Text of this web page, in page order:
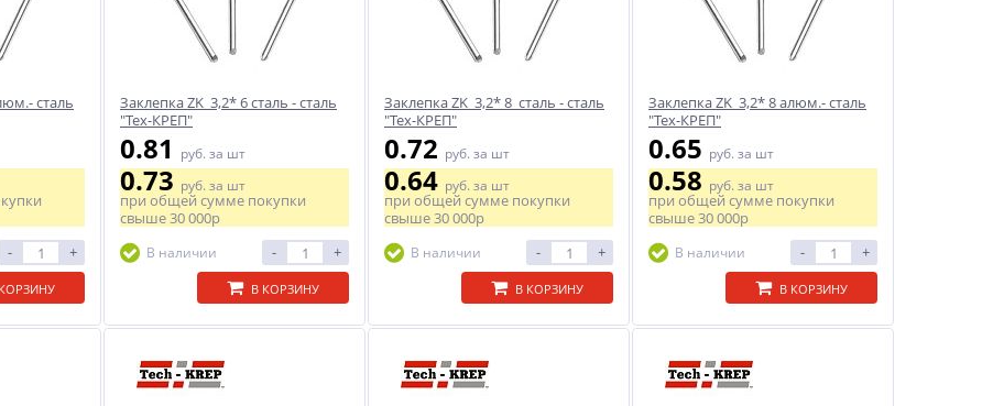
сталь
- +
Заклепка ZK 3,2* 6 сталь - сталь
"Тех-КРЕП"
0.81 руб. за шт
0.73руб. за шт
при общей сумме покупки
свыше30 000р
В наличии - +
В КОРЗИНУ
Заклепка ZK 3,2* 8 сталь - сталь
"Тех-КРЕП"
0.72 руб. за шт
0.64руб. за шт
при общей сумме покупки
свыше30 000р
В наличии - +
В КОРЗИНУ
Заклепка ZK 3,2* 8 алюм.- сталь
"Тех-КРЕП"
0.65 руб. за шт
0.58руб. за шт
при общей сумме покупки
свыше30 000р
В наличии - +
В КОРЗИНУ